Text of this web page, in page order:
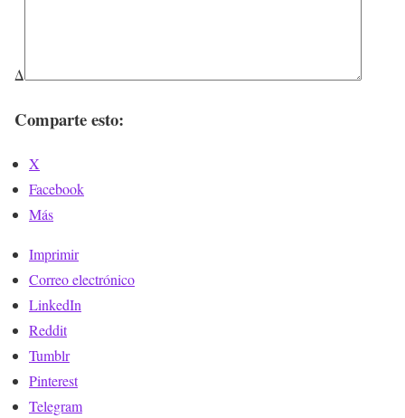
Δ
Comparte esto:
X
Facebook
Más
Imprimir
Correo electrónico
LinkedIn
Reddit
Tumblr
Pinterest
Telegram